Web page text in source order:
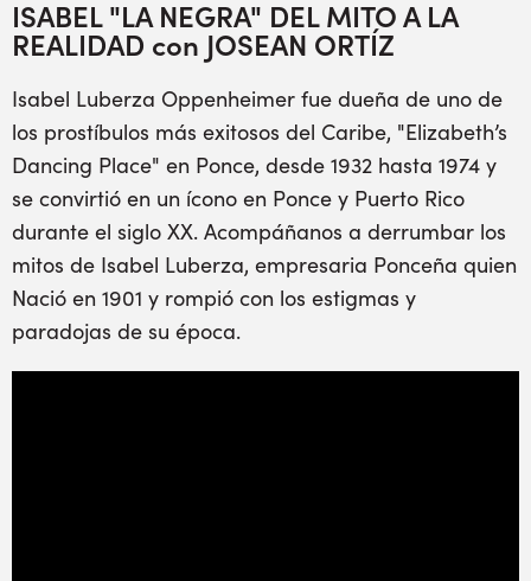
ISABEL "LA NEGRA" DEL MITO A LA
REALIDAD con JOSEAN ORTÍZ
Isabel Luberza Oppenheimer fue dueña de uno de
los prostíbulos más exitosos del Caribe, "Elizabeth’s
Dancing Place" en Ponce, desde 1932 hasta 1974 y
se convirtió en un ícono en Ponce y Puerto Rico
durante el siglo XX. Acompáñanos a derrumbar los
mitos de Isabel Luberza, empresaria Ponceña quien
Nació en 1901 y rompió con los estigmas y
paradojas de su época.